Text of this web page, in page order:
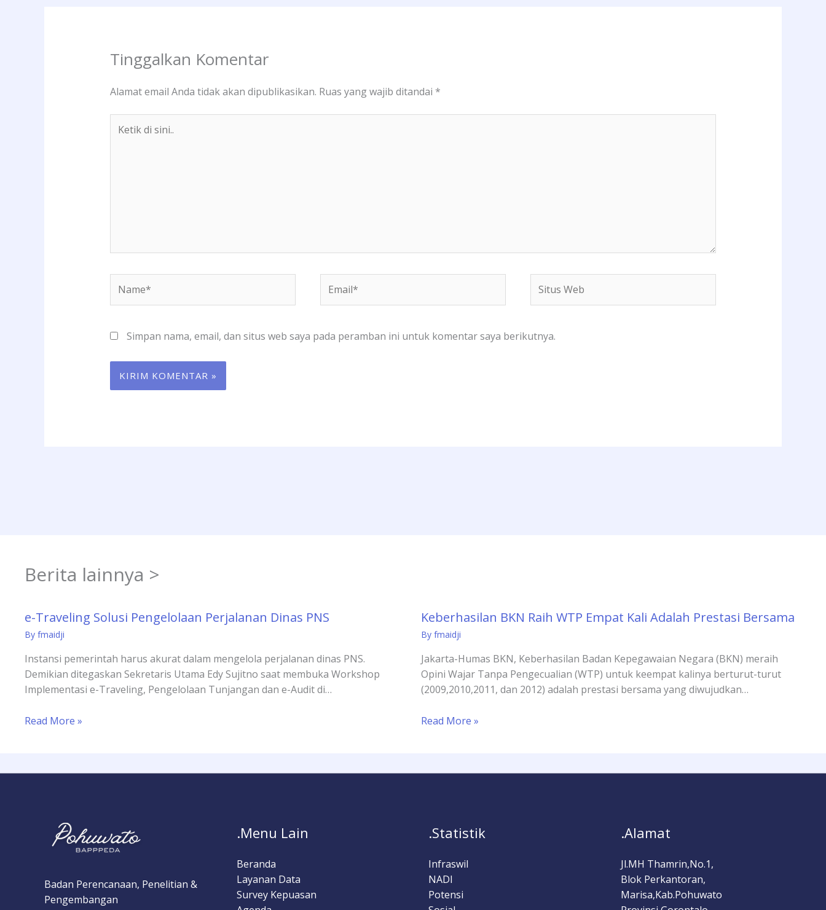
Tinggalkan Komentar
Alamat email Anda tidak akan dipublikasikan. Ruas yang wajib ditandai *
Web
Simpan nama, email, dan situs web saya pada peramban ini untuk komentar saya berikutnya.
Berita lainnya >
e-Traveling Solusi Pengelolaan Perjalanan Dinas PNS
By fmaidji
Instansi pemerintah harus akurat dalam mengelola perjalanan dinas PNS.
Demikian ditegaskan Sekretaris Utama Edy Sujitno saat membuka Workshop
Implementasi e-Traveling, Pengelolaan Tunjangan dan e-Audit di…
Read More »
Keberhasilan BKN Raih WTP Empat Kali Adalah Prestasi Bersama
By fmaidji
Jakarta-Humas BKN, Keberhasilan Badan Kepegawaian Negara (BKN) meraih
Opini Wajar Tanpa Pengecualian (WTP) untuk keempat kalinya berturut-turut
(2009,2010,2011, dan 2012) adalah prestasi bersama yang diwujudkan…
Read More »
Badan Perencanaan, Penelitian &
Pengembangan
.Menu Lain
Beranda
Layanan Data
Survey Kepuasan
.Statistik
Infraswil
NADI
Potensi
.Alamat
Jl.MH Thamrin,No.1,
Blok Perkantoran,
Marisa,Kab.Pohuwato